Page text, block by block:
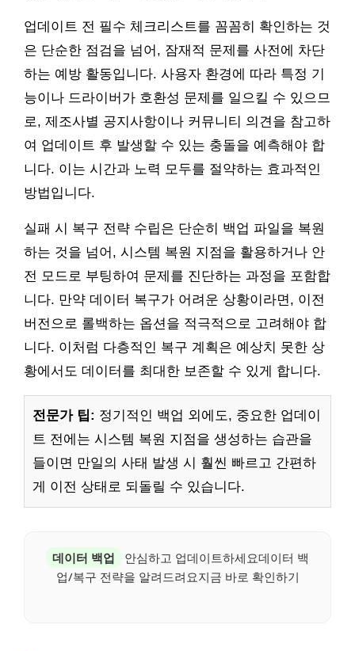
업데이트 전 필수 체크리스트를 꼼꼼히 확인하는 것
은 단순한 점검을 넘어, 잠재적 문제를 사전에 차단
하는 예방 활동입니다. 사용자 환경에 따라 특정 기
능이나 드라이버가 호환성 문제를 일으킬 수 있으므
로, 제조사별 공지사항이나 커뮤니티 의견을 참고하
여 업데이트 후 발생할 수 있는 충돌을 예측해야 합
니다. 이는 시간과 노력 모두를 절약하는 효과적인
방법입니다.
실패 시 복구 전략 수립은 단순히 백업 파일을 복원
하는 것을 넘어, 시스템 복원 지점을 활용하거나 안
전 모드로 부팅하여 문제를 진단하는 과정을 포함합
니다. 만약 데이터 복구가 어려운 상황이라면, 이전
버전으로 롤백하는 옵션을 적극적으로 고려해야 합
니다. 이처럼 다층적인 복구 계획은 예상치 못한 상
황에서도 데이터를 최대한 보존할 수 있게 합니다.
전문가 팁: 정기적인 백업 외에도, 중요한 업데이
트 전에는 시스템 복원 지점을 생성하는 습관을
들이면 만일의 사태 발생 시 훨씬 빠르고 간편하
게 이전 상태로 되돌릴 수 있습니다.
데이터 백업
안심하고 업데이트하세요데이터 백
업/복구 전략을 알려드려요지금 바로 확인하기